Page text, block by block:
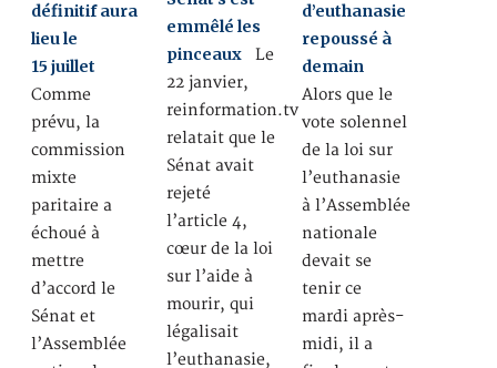
définitif aura
lieu le
15 juillet
Comme
prévu, la
commission
mixte
paritaire a
échoué à
mettre
d’accord le
Sénat et
l’Assemblée
emmêlé les
pinceaux Le
22 janvier,
reinformation.tv
relatait que le
Sénat avait
rejeté
l’article 4,
cœur de la loi
sur l’aide à
mourir, qui
légalisait
l’euthanasie,
d’euthanasie
repoussé à
demain
Alors que le
vote solennel
de la loi sur
l’euthanasie
à l’Assemblée
nationale
devait se
tenir ce
mardi après-
midi, il a